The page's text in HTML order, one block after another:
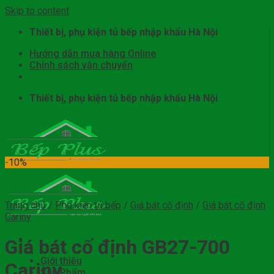
Skip to content
Thiết bị, phụ kiện tủ bếp nhập khẩu Hà Nội
Hướng dẫn mua hàng Online
Chính sách vận chuyển
Thiết bị, phụ kiện tủ bếp nhập khẩu Hà Nội
Giới thiệu
-10%
Trang chủ / Phụ kiện tủ bếp / Giá bát cố định / Giá bát cố định
Cariny
Giá bát cố định GB27-700